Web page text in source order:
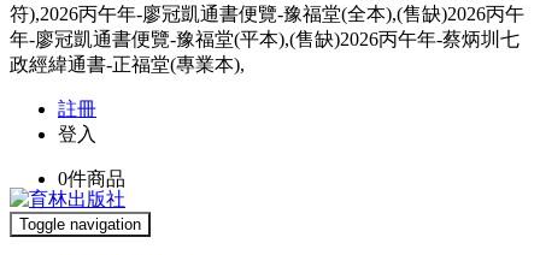
符),2026丙午年-廖冠凱通書便覽-豫福堂(全本),(售缺)2026丙午
年-廖冠凱通書便覽-豫福堂(平本),(售缺)2026丙午年-蔡炳圳七
政經緯通書-正福堂(專業本),
註冊
登入
0件商品
Toggle navigation